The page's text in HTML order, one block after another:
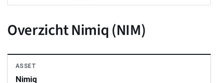
Overzicht Nimiq (NIM)
ASSET
Nimiq